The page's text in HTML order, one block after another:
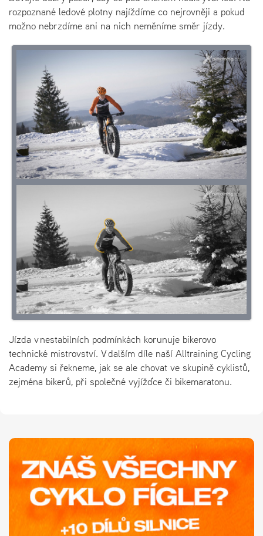
rozpoznané ledové plotny najíždíme co nejrovněji a pokud
možno nebrzdíme ani na nich neměníme směr jízdy.
Jízda v nestabilních podmínkách korunuje bikerovo
technické mistrovství. V dalším díle naší Alltraining Cycling
Academy si řekneme, jak se ale chovat ve skupině cyklistů,
zejména bikerů, při společné vyjížďce či bikemaratonu.